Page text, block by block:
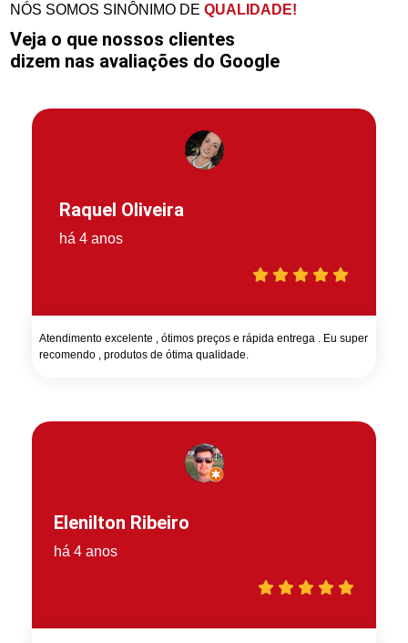
NÓS SOMOS SINÔNIMO DEQUALIDADE!
Veja o que nossos clientes
dizem nas avaliações do Google
Raquel Oliveira
há 4 anos
Atendimento excelente , ótimos preços e rápida entrega . Eu super
recomendo , produtos de ótima qualidade.
Elenilton Ribeiro
há 4 anos